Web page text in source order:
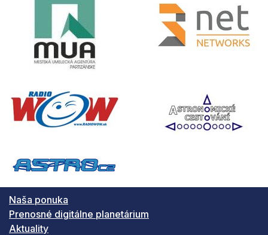
Naša ponuka
Prenosné digitálne planetárium
Aktuality